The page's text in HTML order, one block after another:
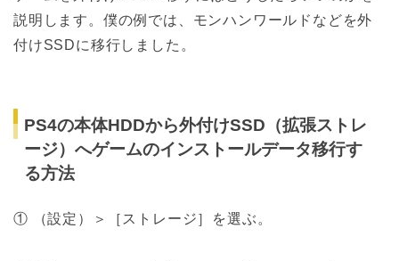
説明します。僕の例では、モンハンワールドなどを外
付けSSDに移行しました。
PS4の本体HDDから外付けSSD（拡張ストレ
ージ）へゲームのインストールデータ移行す
る方法
① （設定）＞［ストレージ］を選ぶ。